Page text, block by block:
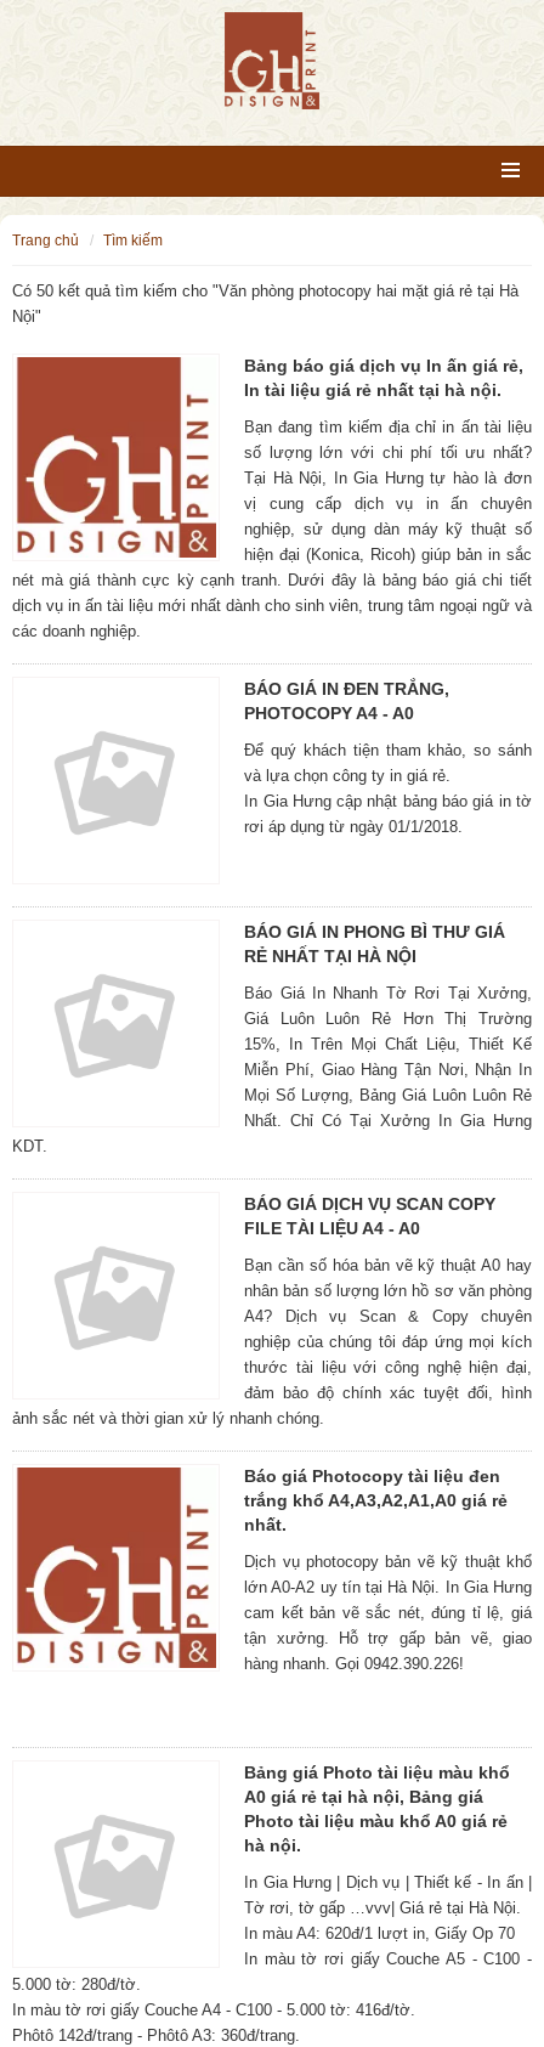
trang chủ tìm kiếm
Có 50 kết quả tìm kiếm cho "Văn phòng photocopy hai mặt giá rẻ tại Hà
Nội"
Bảng báo giá dịch vụ In ấn giá rẻ,
In tài liệu giá rẻ nhất tại hà nội.
Bạn đang tìm kiếm địa chỉ in ấn tài liệu
số lượng lớn với chi phí tối ưu nhất?
Tại Hà Nội, In Gia Hưng tự hào là đơn
vị cung cấp dịch vụ in ấn chuyên
nghiệp, sử dụng dàn máy kỹ thuật số
hiện đại (Konica, Ricoh) giúp bản in sắc
nét mà giá thành cực kỳ cạnh tranh. Dưới đây là bảng báo giá chi tiết
dịch vụ in ấn tài liệu mới nhất dành cho sinh viên, trung tâm ngoại ngữ và
các doanh nghiệp.
BÁO GIÁ IN ĐEN TRẮNG,
PHOTOCOPY A4 - A0
Để quý khách tiện tham khảo, so sánh
và lựa chọn công ty in giá rẻ.
In Gia Hưng cập nhật bảng báo giá in tờ
rơi áp dụng từ ngày 01/1/2018.
BÁO GIÁ IN PHONG BÌ THƯ GIÁ
RẺ NHẤT TẠI HÀ NỘI
Báo Giá In Nhanh Tờ Rơi Tại Xưởng,
Giá Luôn Luôn Rẻ Hơn Thị Trường
15%, In Trên Mọi Chất Liệu, Thiết Kế
Miễn Phí, Giao Hàng Tận Nơi, Nhận In
Mọi Số Lượng, Bảng Giá Luôn Luôn Rẻ
Nhất. Chỉ Có Tại Xưởng In Gia Hưng
KDT.
BÁO GIÁ DỊCH VỤ SCAN COPY
FILE TÀI LIỆU A4 - A0
Bạn cần số hóa bản vẽ kỹ thuật A0 hay
nhân bản số lượng lớn hồ sơ văn phòng
A4? Dịch vụ Scan & Copy chuyên
nghiệp của chúng tôi đáp ứng mọi kích
thước tài liệu với công nghệ hiện đại,
đảm bảo độ chính xác tuyệt đối, hình
ảnh sắc nét và thời gian xử lý nhanh chóng.
Báo giá Photocopy tài liệu đen
trắng khổ A4,A3,A2,A1,A0 giá rẻ
nhất.
Dịch vụ photocopy bản vẽ kỹ thuật khổ
lớn A0-A2 uy tín tại Hà Nội. In Gia Hưng
cam kết bản vẽ sắc nét, đúng tỉ lệ, giá
tận xưởng. Hỗ trợ gấp bản vẽ, giao
hàng nhanh. Gọi 0942.390.226!
Bảng giá Photo tài liệu màu khổ
A0 giá rẻ tại hà nội, Bảng giá
Photo tài liệu màu khổ A0 giá rẻ
hà nội.
In Gia Hưng | Dịch vụ | Thiết kế - In ấn |
Tờ rơi, tờ gấp …vvv| Giá rẻ tại Hà Nội.
In màu A4: 620đ/1 lượt in, Giấy Op 70
In màu tờ rơi giấy Couche A5 - C100 -
5.000 tờ: 280đ/tờ.
In màu tờ rơi giấy Couche A4 - C100 - 5.000 tờ: 416đ/tờ.
Phôtô 142đ/trang - Phôtô A3: 360đ/trang.